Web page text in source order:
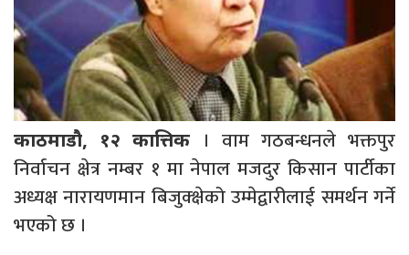
काठमाडौ, १२ कात्तिक
। वाम गठबन्धनले भक्तपुर
निर्वाचन क्षेत्र नम्बर १ मा नेपाल मजदुर किसान पार्टीका
अध्यक्ष नारायणमान बिजुक्क्षेको उम्मेद्वारीलाई समर्थन गर्ने
भएको छ ।